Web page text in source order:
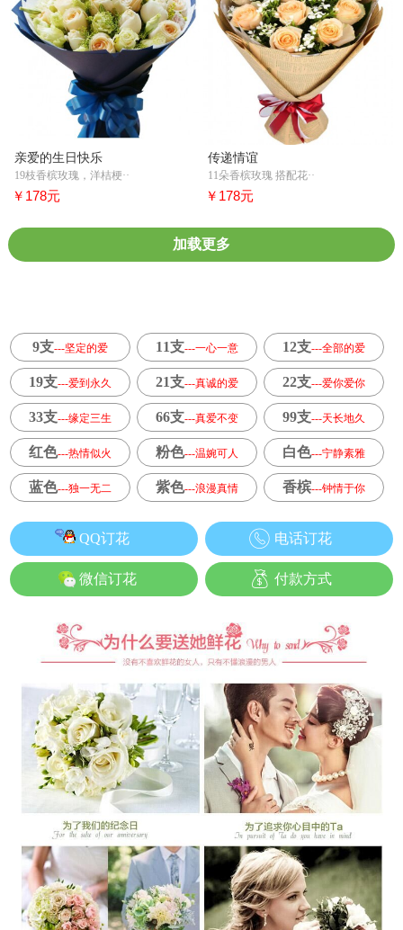
亲爱的生日快乐
19枝香槟玫瑰，洋桔梗··
￥178元
传递情谊
11朵香槟玫瑰 搭配花··
￥178元
加载更多
9支---坚定的爱 11支---一心一意 12支---全部的爱
19支---爱到永久 21支---真诚的爱 22支---爱你爱你
33支---缘定三生 66支---真爱不变 99支---天长地久
红色---热情似火 粉色---温婉可人 白色---宁静素雅
蓝色---独一无二 紫色---浪漫真情 香槟---钟情于你
QQ订花 电话订花
微信订花 付款方式